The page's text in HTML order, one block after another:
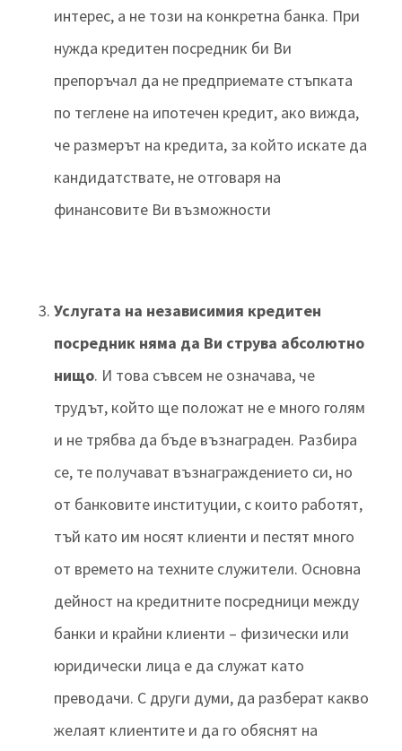
интерес, а не този на конкретна банка. При
нужда кредитен посредник би Ви
препоръчал да не предприемате стъпката
по теглене на ипотечен кредит, ако вижда,
че размерът на кредита, за който искате да
кандидатствате, не отговаря на
финансовите Ви възможности
Услугата на независимия кредитен
посредник няма да Ви струва абсолютно
нищо. И това съвсем не означава, че
трудът, който ще положат не е много голям
и не трябва да бъде възнаграден. Разбира
се, те получават възнаграждението си, но
от банковите институции, с които работят,
тъй като им носят клиенти и пестят много
от времето на техните служители. Основна
дейност на кредитните посредници между
банки и крайни клиенти – физически или
юридически лица е да служат като
преводачи. С други думи, да разберат какво
желаят клиентите и да го обяснят на